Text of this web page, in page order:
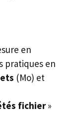
en
pratiques en
(Mo) et
fichier»